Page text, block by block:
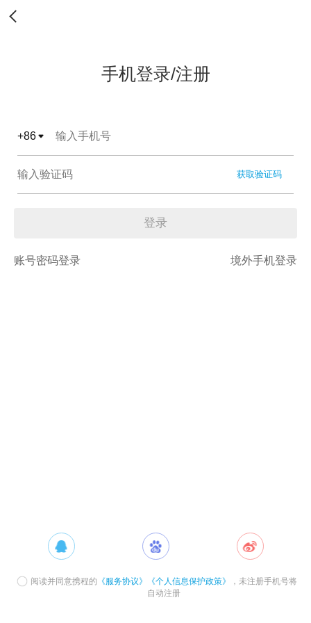
手机登录/注册
+86
获取验证码
登录
账号密码登录 境外手机登录
阅读并同意携程的 《服务协议》 《个人信息保护政策》
，未注册手机号将
自动注册